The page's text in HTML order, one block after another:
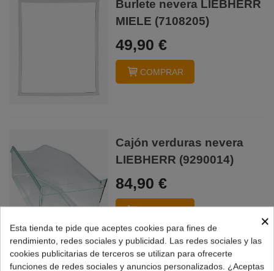
Burlete nevera LIEBHERR
MIELE (7108205)
49,90 €
COMPRAR
Cajón verduras nevera
LIEBHERR (9290014)
84,90 €
COMPRAR
×
Esta tienda te pide que aceptes cookies para fines de
rendimiento, redes sociales y publicidad. Las redes sociales y las
cookies publicitarias de terceros se utilizan para ofrecerte
funciones de redes sociales y anuncios personalizados. ¿Aceptas